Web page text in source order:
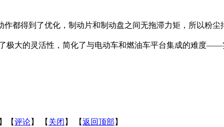
都得到了优化，制动片和制动盘之间无拖滞力矩，所以粉尘
极大的灵活性，简化了与电动车和燃油车平台集成的难度
】【评论】 【 关闭 】 【返回顶部 】